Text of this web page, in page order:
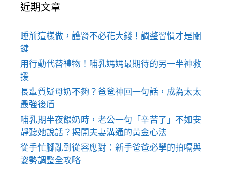
近期文章
睡前這樣做，護腎不必花大錢！調整習慣才是關
鍵
用行動代替禮物！哺乳媽媽最期待的另一半神救
援
長輩質疑母奶不夠？爸爸神回一句話，成為太太
最強後盾
哺乳期半夜餵奶時，老公一句「辛苦了」不如安
靜聽她說話？揭開夫妻溝通的黃金心法
從手忙腳亂到從容應對：新手爸爸必學的拍嗝與
姿勢調整全攻略